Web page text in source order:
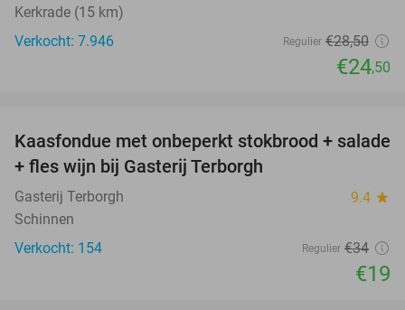
Kerkrade (15 km)
Verkocht: 7.946
Regulier €28,50
€24,50
44%
Kaasfondue met onbeperkt stokbrood + salade
+ fles wijn bij Gasterij Terborgh
Gasterij Terborgh 9.4 star
Schinnen
Verkocht: 154
Regulier €34
€19